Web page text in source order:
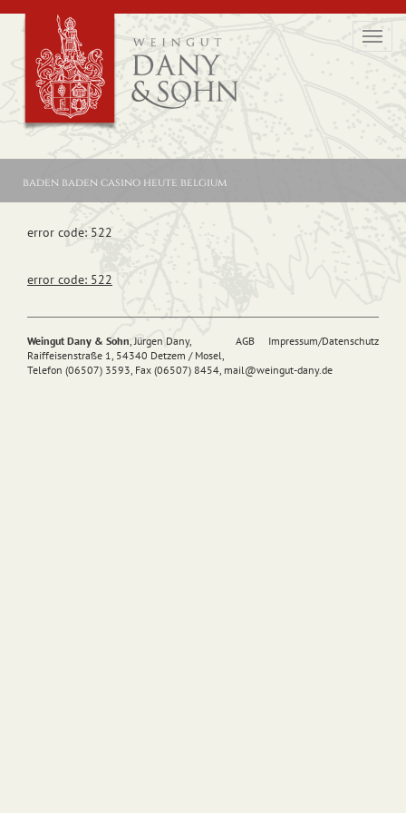
baden baden casino heute belgium
error code: 522
error code: 522
AGB Impressum/Datenschutz
Weingut Dany & Sohn, Jürgen Dany,
Raiffeisenstraße 1, 54340 Detzem / Mosel,
Telefon (06507) 3593, Fax (06507) 8454, mail@weingut-dany.de